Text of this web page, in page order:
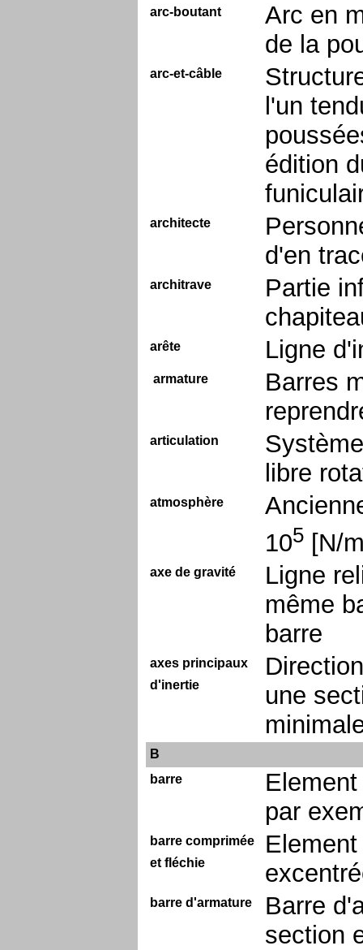
arc-boutant
Arc en
de la
arc-et-câble
l'un
édition
architecte
d'en
architrave
Partie
arête Ligne
armature
Barres
articulation
libre
atmosphère
105 [N/
axe de gravité
Ligne
même
barre
axes principaux
d'inertie
une
B
barre
par
barre comprimée
et fléchie
barre d'armature
Barre
section